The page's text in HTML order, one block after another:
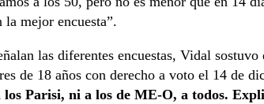
mejor encuesta”.
las diferentes encuestas, Vidal sostuvo
de 18 años con derecho a voto el 14 de
Parisi, ni a los de ME-O, a todos.